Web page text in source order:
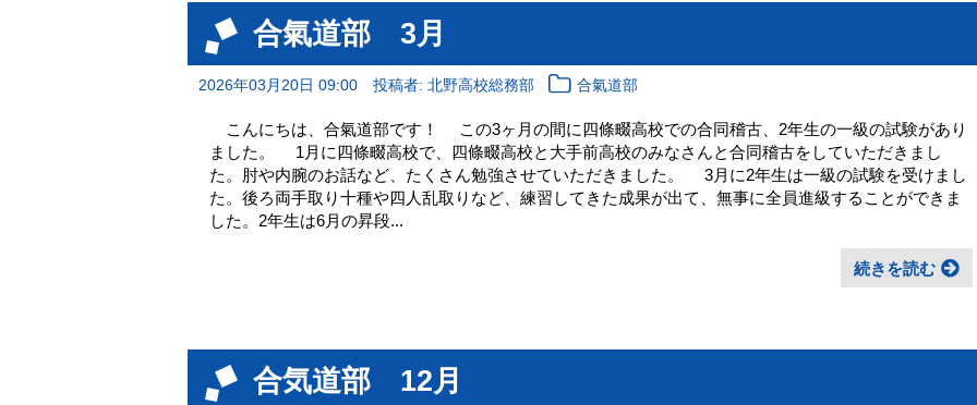
合氣道部 3月
2026年03月20日 09:00 投稿者: 北野高校総務部 合氣道部
こんにちは、合氣道部です！ この3ヶ月の間に四條畷高校での合同稽古、2年生の一級の試験があり
ました。 1月に四條畷高校で、四條畷高校と大手前高校のみなさんと合同稽古をしていただきまし
た。肘や内腕のお話など、たくさん勉強させていただきました。 3月に2年生は一級の試験を受けまし
た。後ろ両手取り十種や四人乱取りなど、練習してきた成果が出て、無事に全員進級することができま
した。2年生は6月の昇段...
続きを読む
合気道部 12月